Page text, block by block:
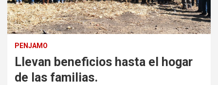
PENJAMO
Llevan beneficios hasta el hogar
de las familias.